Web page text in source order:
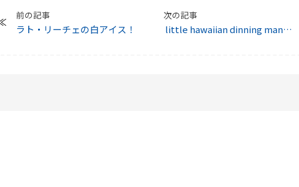
前の記事
ラト・リーチェの白アイス！
次の記事
little hawaiian dinning manat